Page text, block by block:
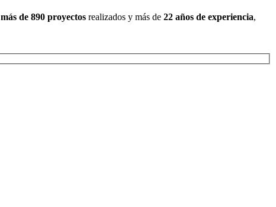
más de 890 proyectos realizados y más de 22 años de experiencia,